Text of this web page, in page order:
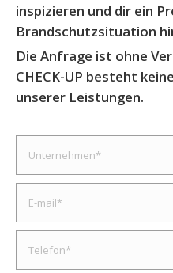
inspizieren und dir ein
Brandschutzsituation
Die Anfrage ist ohne
CHECK-UP besteht
unserer Leistungen.